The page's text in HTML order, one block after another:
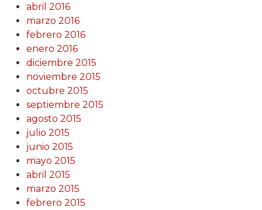
abril 2016
marzo 2016
febrero 2016
enero 2016
diciembre 2015
noviembre 2015
octubre 2015
septiembre 2015
agosto 2015
julio 2015
junio 2015
mayo 2015
abril 2015
marzo 2015
febrero 2015